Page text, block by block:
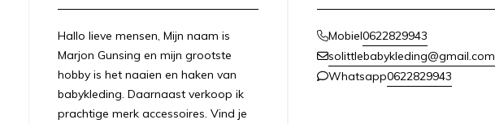
Hallo lieve mensen, Mijn naam is
Marjon Gunsing en mijn grootste
hobby is het naaien en haken van
babykleding. Daarnaast verkoop ik
prachtige merk accessoires. Vind je
Mobiel0622829943
solittlebabykleding@gmail.com
Whatsapp0622829943